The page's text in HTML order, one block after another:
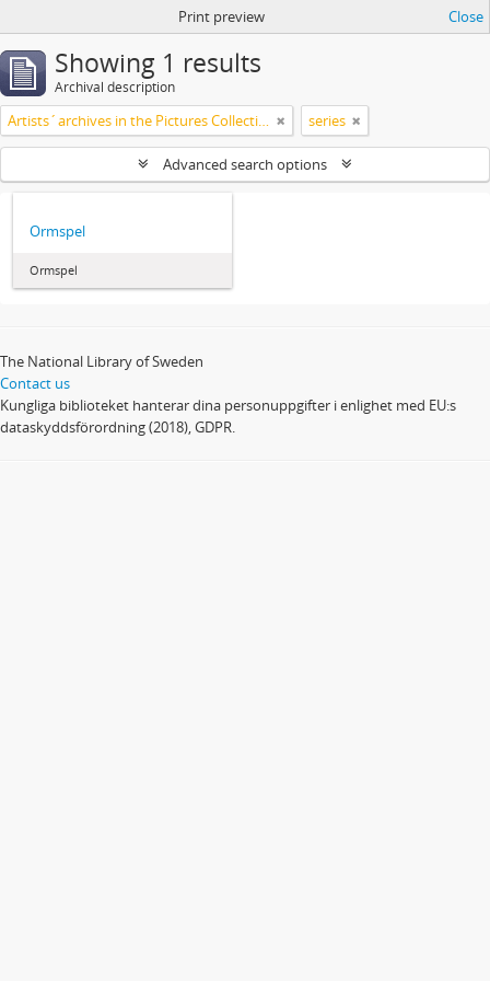
Print preview Close
Showing 1 results
Archival description
Artists´archives in the Pictures Collection - National Library of Sweden series
Advanced search options
Ormspel
Ormspel
The National Library of Sweden
Contact us
Kungliga biblioteket hanterar dina personuppgifter i enlighet med EU:s
dataskyddsförordning (2018), GDPR.